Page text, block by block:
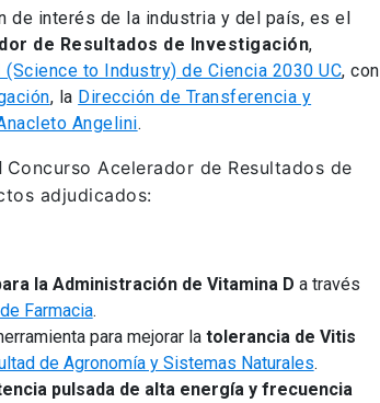
de interés de la industria y del país, es el
de Resultados de Investigación,
(Science to Industry) de Ciencia 2030 UC, con
, la Dirección de Transferencia y
Angelini.
Concurso Acelerador de Resultados de
adjudicados:
la Administración de Vitamina D a través
Farmacia.
para mejorar la tolerancia de Vitis
de Agronomía y Sistemas Naturales.
pulsada de alta energía y frecuencia